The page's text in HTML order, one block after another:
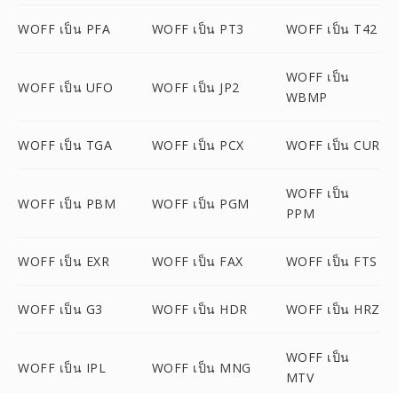
WOFF เป็น PFA WOFF เป็น PT3 WOFF เป็น T42
WOFF เป็น UFO WOFF เป็น JP2
WOFF เป็น
WBMP
WOFF เป็น TGA WOFF เป็น PCX WOFF เป็น CUR
WOFF เป็น PBM WOFF เป็น PGM
WOFF เป็น
PPM
WOFF เป็น EXR WOFF เป็น FAX WOFF เป็น FTS
WOFF เป็น G3 WOFF เป็น HDR WOFF เป็น HRZ
WOFF เป็น IPL WOFF เป็น MNG
WOFF เป็น
MTV